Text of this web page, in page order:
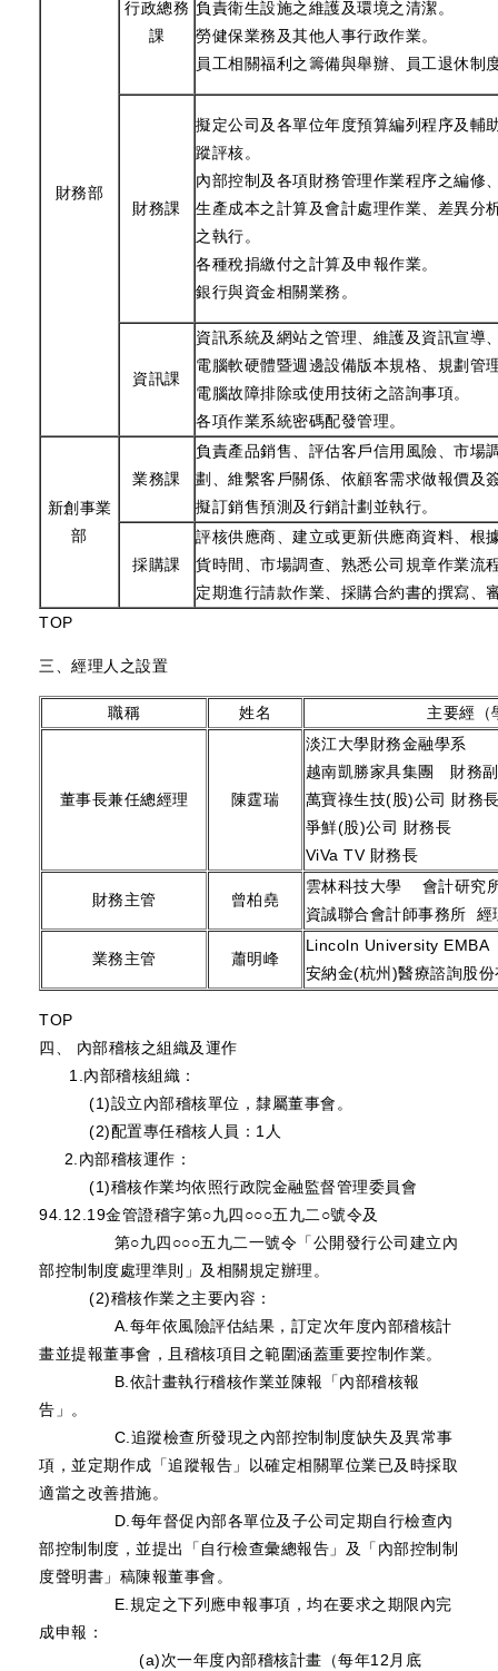
財務部
行政總務
課
負責衛生設施之維護及環境之清潔。
勞健保業務及其他人事行政作業。
員工相關福利之籌備與舉辦、員工退休制
財務課
擬定公司及各單位年度預算編列程序及輔
蹤評核。
內部控制及各項財務管理作業程序之編修
生產成本之計算及會計處理作業、差異分
之執行。
各種稅捐繳付之計算及申報作業。
銀行與資金相關業務。
資訊課
資訊系統及網站之管理、維護及資訊宣導
電腦軟硬體暨週邊設備版本規格、規劃管
電腦故障排除或使用技術之諮詢事項。
各項作業系統密碼配發管理。
新創事業
部
業務課
負責產品銷售、評估客戶信用風險、市場
劃、維繫客戶關係、依顧客需求做報價及
擬訂銷售預測及行銷計劃並執行。
採購課
評核供應商、建立或更新供應商資料、根
貨時間、市場調查、熟悉公司規章作業流
定期進行請款作業、採購合約書的撰寫、
TOP
三、經理人之設置
職稱 姓名 主要經（
董事長兼任總經理 陳霆瑞
淡江大學財務金融學系
越南凱勝家具集團 財務
萬寶祿生技(股)公司 財務
爭鮮(股)公司 財務長
ViVa TV 財務長
財務主管 曾柏堯
雲林科技大學 會計研究
資誠聯合會計師事務所 經
業務主管 蕭明峰
Lincoln University EMBA
安納金(杭州)醫療諮詢股
TOP
四、 內部稽核之組織及運作
1.內部稽核組織：
(1)設立內部稽核單位，隸屬董事會。
(2)配置專任稽核人員：1人
2.內部稽核運作：
(1)稽核作業均依照行政院金融監督管理委員會
94.12.19金管證稽字第○九四○○○五九二○號令及
第○九四○○○五九二一號令「公開發行公司建立內
部控制制度處理準則」及相關規定辦理。
(2)稽核作業之主要內容：
A.每年依風險評估結果，訂定次年度內部稽核計
畫並提報董事會，且稽核項目之範圍涵蓋重要控制作業。
B.依計畫執行稽核作業並陳報「內部稽核報
告」。
C.追蹤檢查所發現之內部控制制度缺失及異常事
項，並定期作成「追蹤報告」以確定相關單位業已及時採取
適當之改善措施。
D.每年督促內部各單位及子公司定期自行檢查內
部控制制度，並提出「自行檢查彙總報告」及「內部控制制
度聲明書」稿陳報董事會。
E.規定之下列應申報事項，均在要求之期限內完
成申報：
(a)次一年度內部稽核計畫（每年12月底